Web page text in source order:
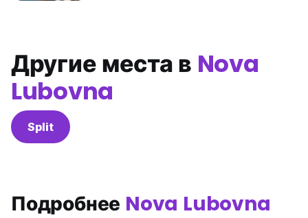
Другие места в Nova
Lubovna
Split
Подробнее Nova Lubovna